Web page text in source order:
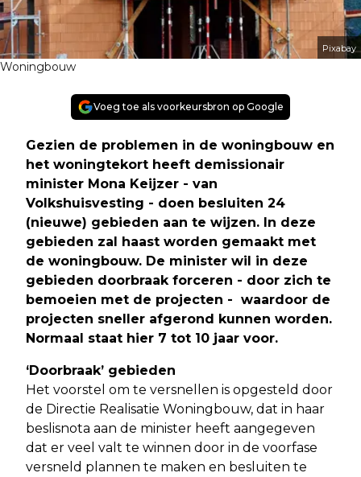
Pixabay
Woningbouw
Voeg toe als voorkeursbron op Google
Gezien de problemen in de woningbouw en
het woningtekort heeft demissionair
minister Mona Keijzer - van
Volkshuisvesting - doen besluiten 24
(nieuwe) gebieden aan te wijzen. In deze
gebieden zal haast worden gemaakt met
de woningbouw. De minister wil in deze
gebieden doorbraak forceren - door zich te
bemoeien met de projecten - waardoor de
projecten sneller afgerond kunnen worden.
Normaal staat hier 7 tot 10 jaar voor.
‘Doorbraak’ gebieden
Het voorstel om te versnellen is opgesteld door
de Directie Realisatie Woningbouw, dat in haar
beslisnota aan de minister heeft aangegeven
dat er veel valt te winnen door in de voorfase
versneld plannen te maken en besluiten te